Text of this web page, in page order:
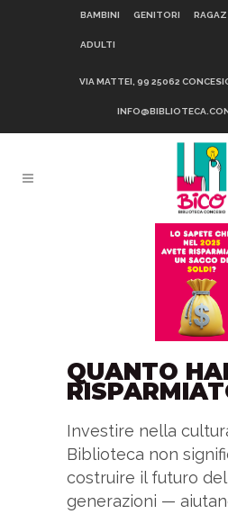
BAMBINI GENITORI
ADULTI
VIA MATTEI, 99 25062
QUANTO HAI
Investire nella
Biblioteca non
costruire il futuro
generazioni —